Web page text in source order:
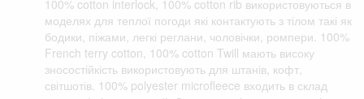
100% cotton interlock, 100% cotton rib використовуються в
моделях для теплої погоди які контактують з тілом такі як
бодики, піжами, легкі реглани, чоловічки, ромпери. 100%
French terry cotton, 100% cotton Twill мають високу
зносостійкість використовують для штанів, кофт,
світшотів. 100% polyester microfleece входить в склад